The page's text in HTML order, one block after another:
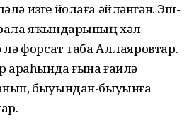
изге йолаға әйләнгән. Эш-
яҡындарының хәл-
форсат таба Аллаяровтар.
араһында ғына ғаилә
быуындан-быуынға